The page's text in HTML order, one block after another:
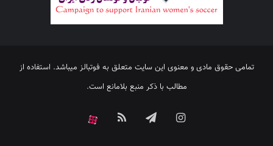
تمامی حقوق مادی و معنوی این سایت متعلق به فوتبالز میباشد. استفاده از
مطالب با ذکر منبع بلامانع است.
اینستاگرامتلگرام خوراک